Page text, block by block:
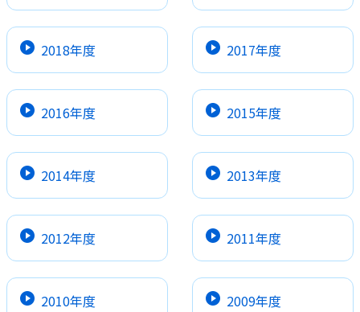
2018年度 2017年度
2016年度 2015年度
2014年度 2013年度
2012年度 2011年度
2010年度 2009年度